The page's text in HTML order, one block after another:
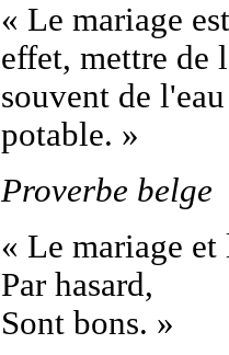
« Le mariage
effet, mettre de
souvent de
potable. »
Proverbe belge
« Le mariage
Par hasard,
Sont bons. »